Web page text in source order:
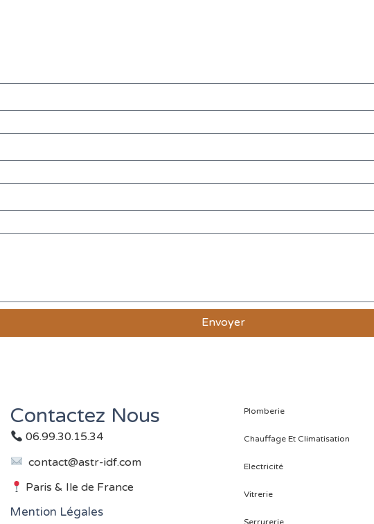
Envoyer
Contactez Nous
06.99.30.15.34
contact@astr-idf.com
Paris & Ile de France
Mention Légales
Plomberie
Chauffage Et Climatisation
Electricité
Vitrerie
Serrurerie